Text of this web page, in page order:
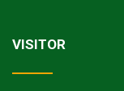
VISITOR